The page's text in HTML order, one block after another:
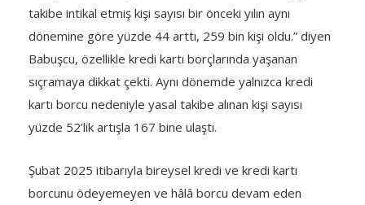
takibe intikal etmiş kişi sayısı bir önceki yılın aynı
dönemine göre yüzde 44 arttı, 259 bin kişi oldu.” diyen
Babuşcu, özellikle kredi kartı borçlarında yaşanan
sıçramaya dikkat çekti. Aynı dönemde yalnızca kredi
kartı borcu nedeniyle yasal takibe alınan kişi sayısı
yüzde 52’lik artışla 167 bine ulaştı.
Şubat 2025 itibarıyla bireysel kredi ve kredi kartı
borcunu ödeyemeyen ve hâlâ borcu devam eden